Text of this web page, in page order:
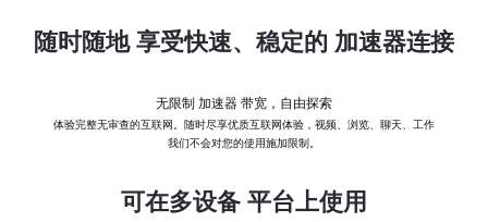
随时随地 享受快速、稳定的 加速器连接
无限制 加速器 带宽，自由探索
体验完整无审查的互联网。随时尽享优质互联网体验，视频、浏览、聊天、工作
我们不会对您的使用施加限制。
可在多设备 平台上使用